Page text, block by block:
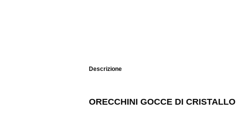
Descrizione
ORECCHINI GOCCE DI CRISTALLO